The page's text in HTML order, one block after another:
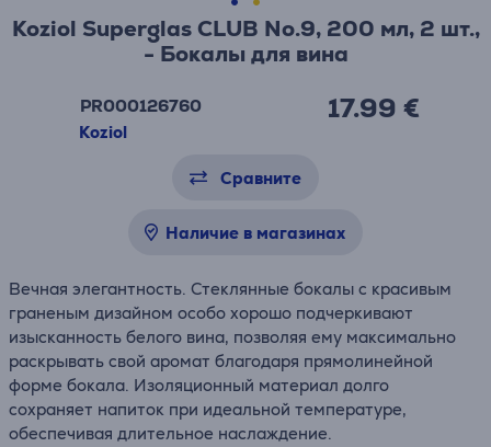
Koziol Superglas CLUB No.9, 200 мл, 2 шт.,
- Бокалы для вина
PR000126760
Koziol
17.99 €
Сравните
Наличие в магазинах
Вечная элегантность. Стеклянные бокалы с красивым
граненым дизайном особо хорошо подчеркивают
изысканность белого вина, позволяя ему максимально
раскрывать свой аромат благодаря прямолинейной
форме бокала. Изоляционный материал долго
сохраняет напиток при идеальной температуре,
обеспечивая длительное наслаждение.